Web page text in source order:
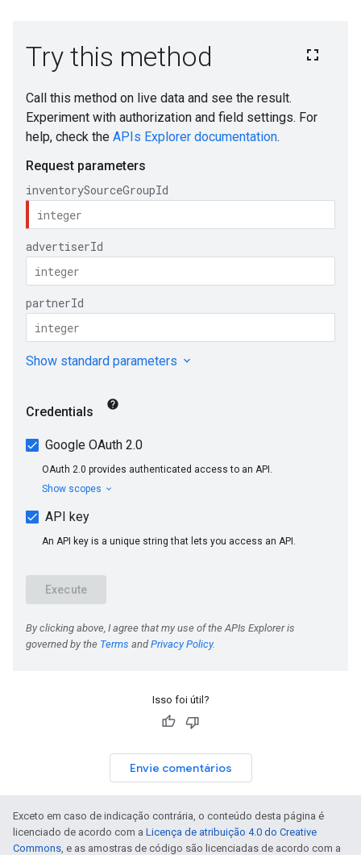
Isso foi útil?
Envie comentários
Exceto em caso de indicação contrária, o conteúdo desta página é
licenciado de acordo com a Licença de atribuição 4.0 do Creative
Commons, e as amostras de código são licenciadas de acordo com a